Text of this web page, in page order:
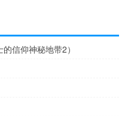
信仰神秘地带2）